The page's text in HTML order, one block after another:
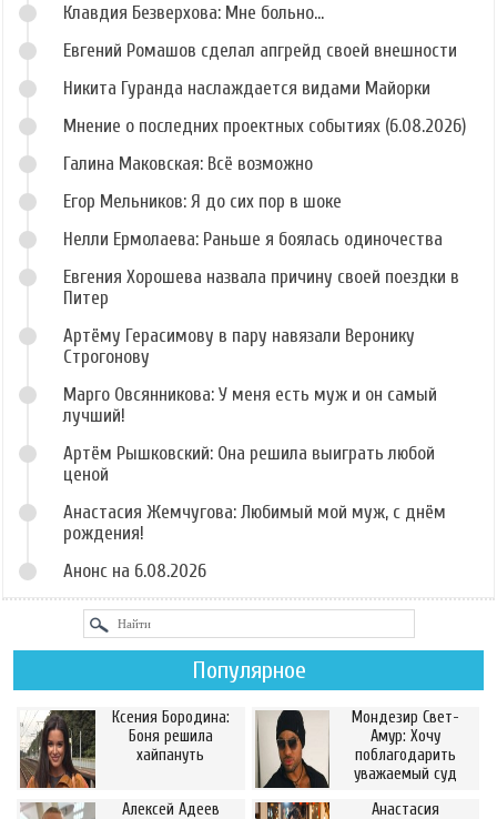
Клавдия Безверхова: Мне больно...
Евгений Ромашов сделал апгрейд своей внешности
Никита Гуранда наслаждается видами Майорки
Мнение о последних проектных событиях (6.08.2026)
Галина Маковская: Всё возможно
Егор Мельников: Я до сих пор в шоке
Нелли Ермолаева: Раньше я боялась одиночества
Евгения Хорошева назвала причину своей поездки в
Питер
Артёму Герасимову в пару навязали Веронику
Строгонову
Марго Овсянникова: У меня есть муж и он самый
лучший!
Артём Рышковский: Она решила выиграть любой
ценой
Анастасия Жемчугова: Любимый мой муж, с днём
рождения!
Анонс на 6.08.2026
Популярное
Ксения Бородина:
Боня решила
хайпануть
Мондезир Свет-
Амур: Хочу
поблагодарить
уважаемый суд
Алексей Адеев
Анастасия